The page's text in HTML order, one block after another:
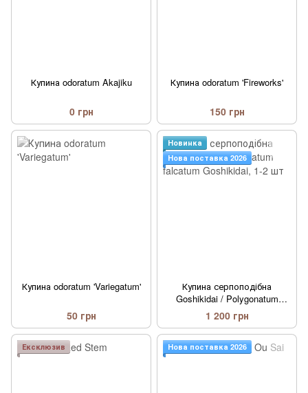
Купина odoratum Akajiku
0 грн
Купина odoratum 'Fireworks'
150 грн
Купина odoratum 'Variegatum'
50 грн
Новинка
Нова поставка 2026
Купина серпоподібна
Goshikidai / Polygonatum
falcatum Goshikidai
1 200 грн
Ексклюзив Нова поставка 2026